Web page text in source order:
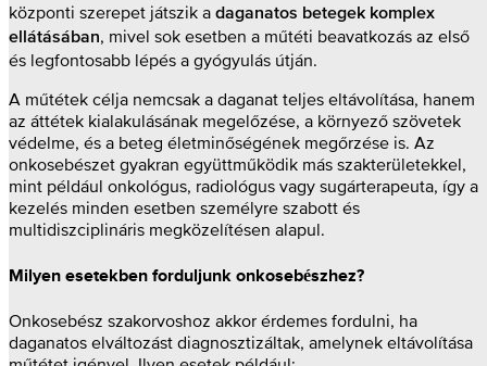
központi szerepet játszik a daganatos betegek komplex
ellátásában, mivel sok esetben a műtéti beavatkozás az első
és legfontosabb lépés a gyógyulás útján.
A műtétek célja nemcsak a daganat teljes eltávolítása, hanem
az áttétek kialakulásának megelőzése, a környező szövetek
védelme, és a beteg életminőségének megőrzése is. Az
onkosebészet gyakran együttműködik más szakterületekkel,
mint például onkológus, radiológus vagy sugárterapeuta, így a
kezelés minden esetben személyre szabott és
multidiszciplináris megközelítésen alapul.
Milyen esetekben forduljunk onkosebészhez?
Onkosebész szakorvoshoz akkor érdemes fordulni, ha
daganatos elváltozást diagnosztizáltak, amelynek eltávolítása